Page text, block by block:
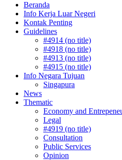
Beranda
Info Kerja Luar Negeri
Kontak Penting
Guidelines
#4914 (no title)
#4918 (no title)
#4913 (no title)
#4915 (no title)
Info Negara Tujuan
Singapura
News
Thematic
Economy and
Legal
#4919 (no title)
Consultation
Public Services
Opinion